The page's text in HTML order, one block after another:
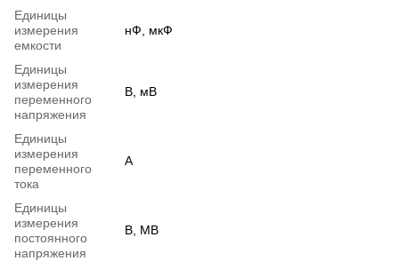
Единицы
измерения
емкости
нФ, мкФ
Единицы
измерения
переменного
напряжения
В, мВ
Единицы
измерения
переменного
тока
А
Единицы
измерения
постоянного
напряжения
В, МВ